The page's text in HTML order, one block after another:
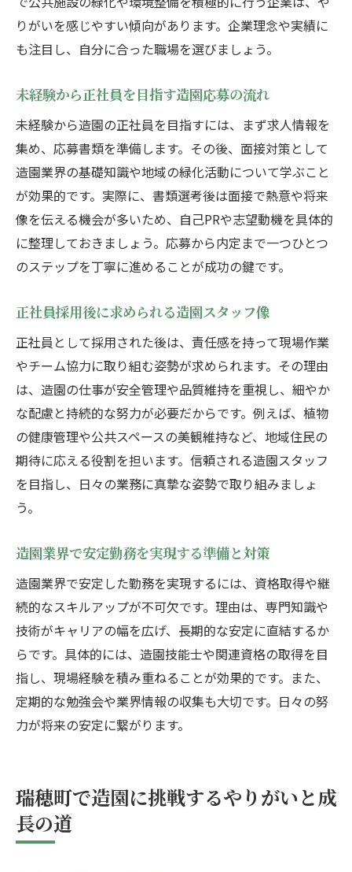
りがいを感じやすい傾向があります。企業理念や実績に
も注目し、自分に合った職場を選びましょう。
未経験から正社員を目指す造園応募の流れ
未経験から造園の正社員を目指すには、まず求人情報を
集め、応募書類を準備します。その後、面接対策として
造園業界の基礎知識や地域の緑化活動について学ぶこと
が効果的です。実際に、書類選考後は面接で熱意や将来
像を伝える機会が多いため、自己PRや志望動機を具体的
に整理しておきましょう。応募から内定まで一つひとつ
のステップを丁寧に進めることが成功の鍵です。
正社員採用後に求められる造園スタッフ像
正社員として採用された後は、責任感を持って現場作業
やチーム協力に取り組む姿勢が求められます。その理由
は、造園の仕事が安全管理や品質維持を重視し、細やか
な配慮と持続的な努力が必要だからです。例えば、植物
の健康管理や公共スペースの美観維持など、地域住民の
期待に応える役割を担います。信頼される造園スタッフ
を目指し、日々の業務に真摯な姿勢で取り組みましょ
う。
造園業界で安定勤務を実現する準備と対策
造園業界で安定した勤務を実現するには、資格取得や継
続的なスキルアップが不可欠です。理由は、専門知識や
技術がキャリアの幅を広げ、長期的な安定に直結するか
らです。具体的には、造園技能士や関連資格の取得を目
指し、現場経験を積み重ねることが効果的です。また、
定期的な勉強会や業界情報の収集も大切です。日々の努
力が将来の安定に繋がります。
瑞穂町で造園に挑戦するやりがいと成
長の道